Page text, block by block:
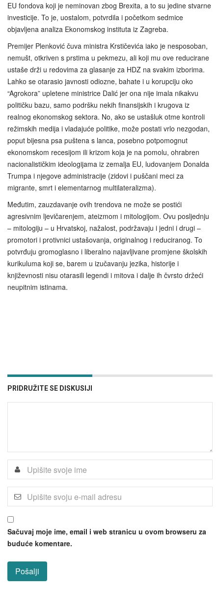
EU fondova koji je neminovan zbog Brexita, a to su jedine stvarne
investicije. To je, uostalom, potvrdila i početkom sedmice
objavljena analiza Ekonomskog instituta iz Zagreba.
Premijer Plenković čuva ministra Krstičevića iako je nesposoban,
nemušt, otkriven s prstima u pekmezu, ali koji mu ove reducirane
ustaše drži u redovima za glasanje za HDZ na svakim izborima.
Lahko se otarasio javnosti odiozne, bahate i u korupciju oko
“Agrokora” upletene ministrice Dalić jer ona nije imala nikakvu
političku bazu, samo podršku nekih finansijskih i krugova iz
realnog ekonomskog sektora. No, ako se ustašluk otme kontroli
režimskih medija i vladajuće politike, može postati vrlo nezgodan,
poput bijesna psa puštena s lanca, posebno potpomognut
ekonomskom recesijom ili krizom koja je na pomolu, ohrabren
nacionalističkim ideologijama iz zemalja EU, ludovanjem Donalda
Trumpa i njegove administracije (zidovi i puščani meci za
migrante, smrt i elementarnog multilateralizma).
Međutim, zauzdavanje ovih trendova ne može se postići
agresivnim ljevičarenjem, ateizmom i mitologijom. Ovu posljednju
– mitologiju – u Hrvatskoj, nažalost, podržavaju i jedni i drugi –
promotori i protivnici ustašovanja, originalnog i reduciranog. To
potvrđuju gromoglasno i liberalno najavljivane promjene školskih
kurikuluma koji se, barem u izučavanju jezika, historije i
književnosti nisu otarasili legendi i mitova i dalje ih čvrsto držeći
neupitnim istinama.
PRIDRUŽITE SE DISKUSIJI
Sačuvaj moje ime, email i web stranicu u ovom browseru za
buduće komentare.